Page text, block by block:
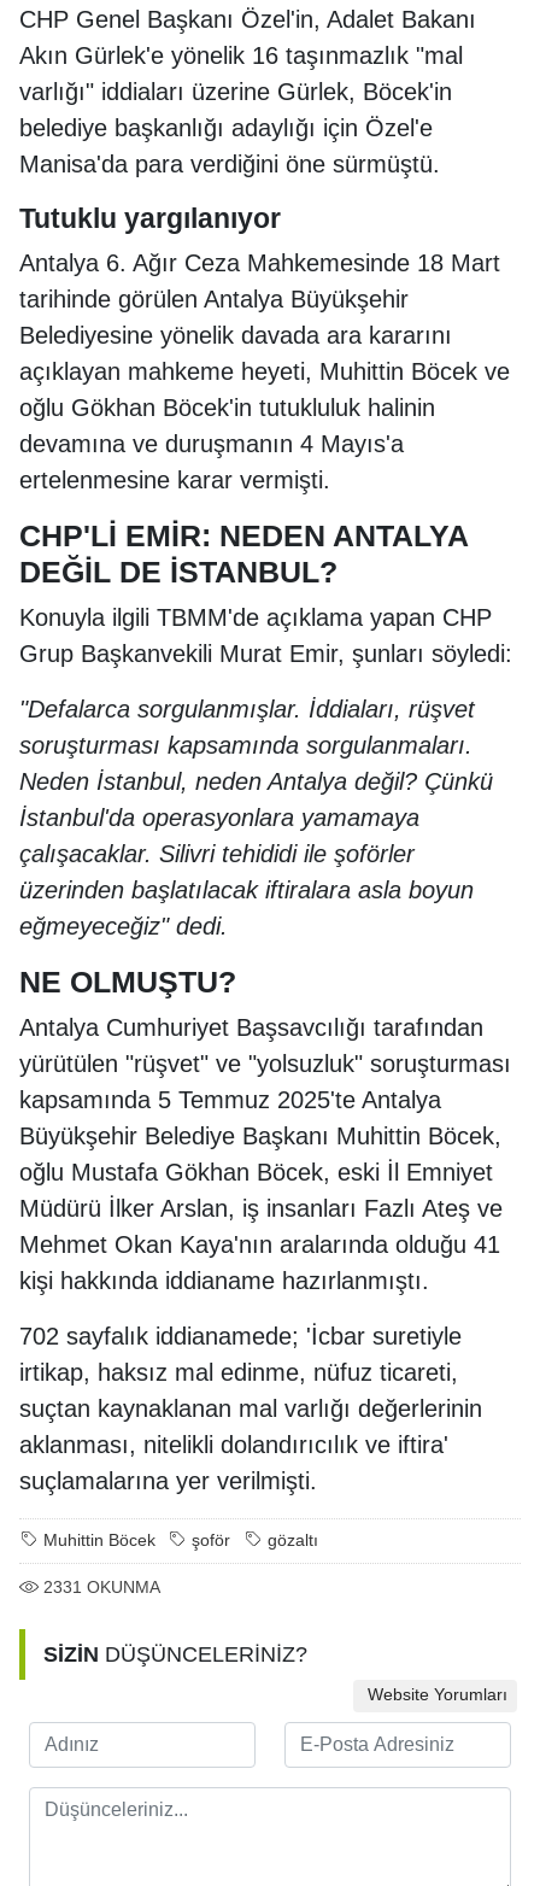
CHP Genel Başkanı Özel'in, Adalet Bakanı
Akın Gürlek'e yönelik 16 taşınmazlık "mal
varlığı" iddiaları üzerine Gürlek, Böcek'in
belediye başkanlığı adaylığı için Özel'e
Manisa'da para verdiğini öne sürmüştü.
Tutuklu yargılanıyor
Antalya 6. Ağır Ceza Mahkemesinde 18 Mart
tarihinde görülen Antalya Büyükşehir
Belediyesine yönelik davada ara kararını
açıklayan mahkeme heyeti, Muhittin Böcek ve
oğlu Gökhan Böcek'in tutukluluk halinin
devamına ve duruşmanın 4 Mayıs'a
ertelenmesine karar vermişti.
CHP'Lİ EMİR: NEDEN ANTALYA
DEĞİL DE İSTANBUL?
Konuyla ilgili TBMM'de açıklama yapan CHP
Grup Başkanvekili Murat Emir, şunları söyledi:
"Defalarca sorgulanmışlar. İddiaları, rüşvet
soruşturması kapsamında sorgulanmaları.
Neden İstanbul, neden Antalya değil? Çünkü
İstanbul'da operasyonlara yamamaya
çalışacaklar. Silivri tehididi ile şoförler
üzerinden başlatılacak iftiralara asla boyun
eğmeyeceğiz" dedi.
NE OLMUŞTU?
Antalya Cumhuriyet Başsavcılığı tarafından
yürütülen "rüşvet" ve "yolsuzluk" soruşturması
kapsamında 5 Temmuz 2025'te Antalya
Büyükşehir Belediye Başkanı Muhittin Böcek,
oğlu Mustafa Gökhan Böcek, eski İl Emniyet
Müdürü İlker Arslan, iş insanları Fazlı Ateş ve
Mehmet Okan Kaya'nın aralarında olduğu 41
kişi hakkında iddianame hazırlanmıştı.
702 sayfalık iddianamede; 'İcbar suretiyle
irtikap, haksız mal edinme, nüfuz ticareti,
suçtan kaynaklanan mal varlığı değerlerinin
aklanması, nitelikli dolandırıcılık ve iftira'
suçlamalarına yer verilmişti.
Muhittin Böcek şoför gözaltı
2331 OKUNMA
SİZİN DÜŞÜNCELERİNİZ?
Website Yorumları